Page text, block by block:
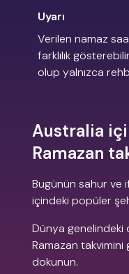
Uyarı
Verilen namaz
farklılık
olup yalnızca
Australia
Ramazan
Bugünün sahur ve
içindeki popüler
Dünya genelindeki
Ramazan
dokunun.